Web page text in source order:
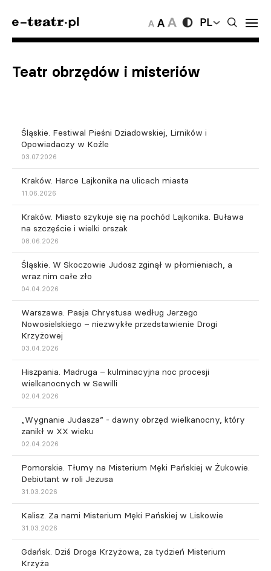
PL
Teatr obrzędów i misteriów
Śląskie. Festiwal Pieśni Dziadowskiej, Lirników i
Opowiadaczy w Koźle
03.07.2026
Kraków. Harce Lajkonika na ulicach miasta
11.06.2026
Kraków. Miasto szykuje się na pochód Lajkonika. Buława
na szczęście i wielki orszak
08.06.2026
Śląskie. W Skoczowie Judosz zginął w płomieniach, a
wraz nim całe zło
04.04.2026
Warszawa. Pasja Chrystusa według Jerzego
Nowosielskiego – niezwykłe przedstawienie Drogi
Krzyżowej
03.04.2026
Hiszpania. Madruga – kulminacyjna noc procesji
wielkanocnych w Sewilli
02.04.2026
„Wygnanie Judasza” - dawny obrzęd wielkanocny, który
zanikł w XX wieku
02.04.2026
Pomorskie. Tłumy na Misterium Męki Pańskiej w Żukowie.
Debiutant w roli Jezusa
31.03.2026
Kalisz. Za nami Misterium Męki Pańskiej w Liskowie
31.03.2026
Gdańsk. Dziś Droga Krzyżowa, za tydzień Misterium
Krzyża